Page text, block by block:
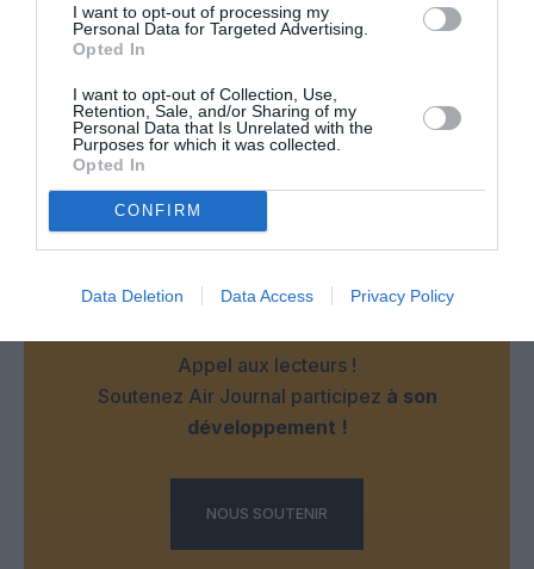
I want to opt-out of processing my
Personal Data for Targeted Advertising.
Opted In
I want to opt-out of Collection, Use,
Retention, Sale, and/or Sharing of my
Personal Data that Is Unrelated with the
Purposes for which it was collected.
Opted In
CONFIRM
Data Deletion Data Access Privacy Policy
FacebookTwitterPinterestLinkedInEmail Print
Aucun commentaire !
LAISSER UN COMMENTAIRE
FAIRE UN DON
Appel aux lecteurs !
Soutenez Air Journal participez à son
développement !
NOUS SOUTENIR